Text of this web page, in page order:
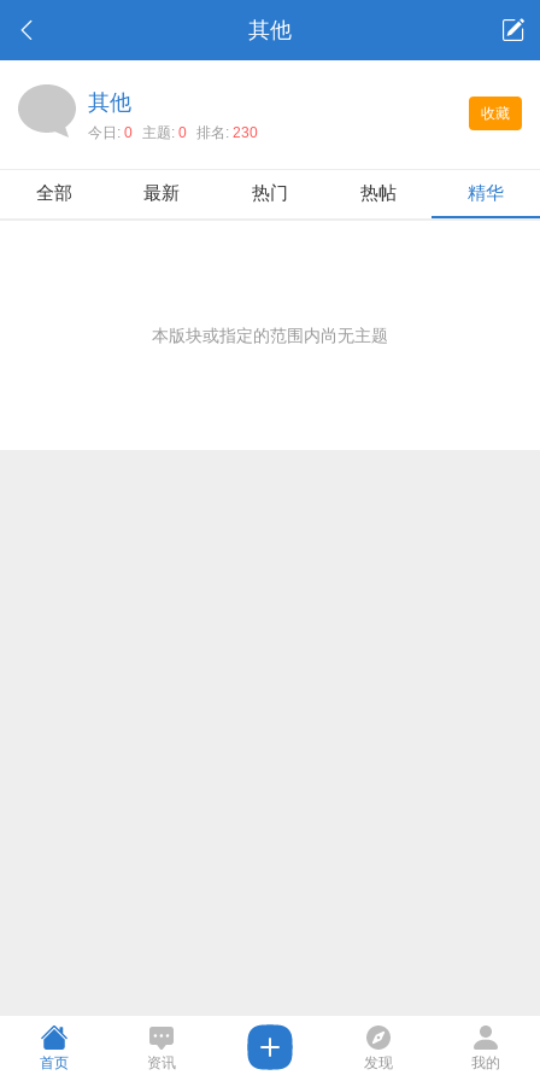
其他
收藏
其他
今日: 0 主题: 0 排名: 230
全部 最新 热门 热帖 精华
本版块或指定的范围内尚无主题
首页 资讯 发现 我的